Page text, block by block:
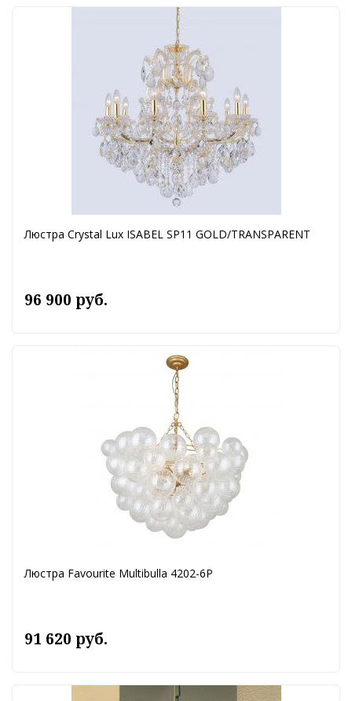
Люстра Crystal Lux ISABEL SP11 GOLD/TRANSPARENT
96 900 руб.
Люстра Favourite Multibulla 4202-6P
91 620 руб.